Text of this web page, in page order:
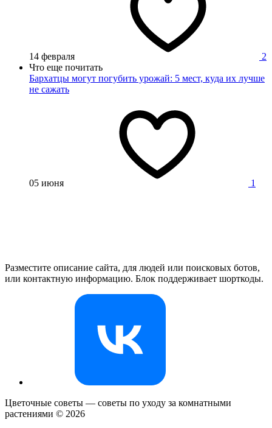
14 февраля
2
Что еще почитать
Бархатцы могут погубить урожай: 5 мест, куда их лучше
не сажать
05 июня 1
Разместите описание сайта, для людей или поисковых ботов,
или контактную информацию. Блок поддерживает шорткоды.
Цветочные советы — советы по уходу за комнатными
растениями © 2026